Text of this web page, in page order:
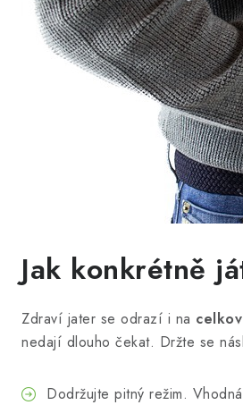
Jak konkrétně
Zdraví jater se odrazí i na
nedají dlouho čekat. Držte se
Dodržujte pitný režim.